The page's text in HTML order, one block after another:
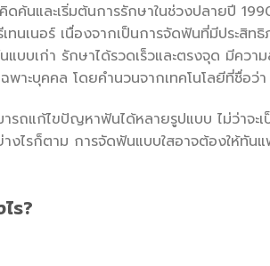
ค้นและเริ่มต้นการรักษาในช่วงปลายปี
ทนเนอร์ เนื่องจากเป็นการจัดฟันที่มีประ
บเก่า รักษาได้รวดเร็วและตรงจุด มีควา
ฉพาะบุคคล โดยคำนวนจากเทคโนโลยีที่ชื่
ารถแก้ไขปัญหาฟันได้หลายรูปแบบ ไม่ว่า
งไรก็ตาม การจัดฟันแบบใสอาจต้องให้ทั
ร?